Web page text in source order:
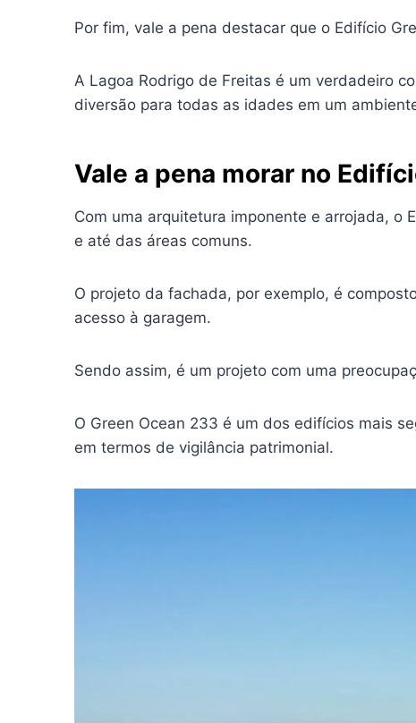
Por fim, vale a pena destacar que o Edifício
A Lagoa Rodrigo de Freitas é um verdadeiro
diversão para todas as idades em um
Vale a pena morar no
Com uma arquitetura imponente e arrojada, o
e até das áreas comuns.
O projeto da fachada, por exemplo, é
acesso à garagem.
Sendo assim, é um projeto com uma
O Green Ocean 233 é um dos edifícios mais
em termos de vigilância patrimonial.